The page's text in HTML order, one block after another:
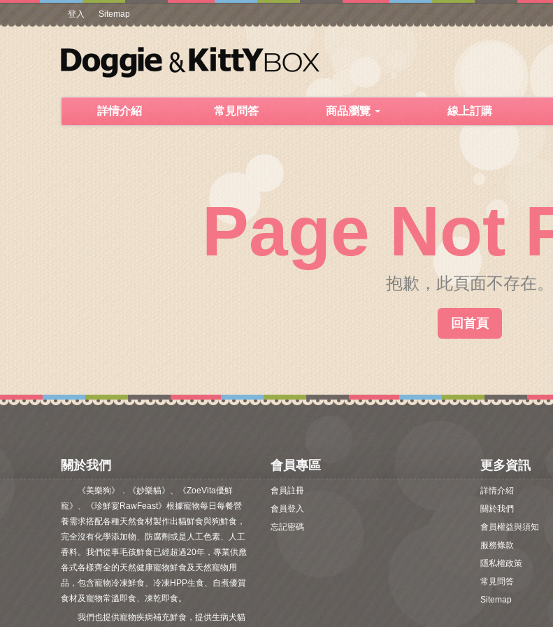
登入 Sitemap
詳情介紹 常見問答 商品瀏覽 線上訂購
Page Not
抱歉，此頁面不存在。
回首頁
關於我們
《美樂狗》．《妙樂貓》、《ZoeVita優鮮
寵》、《珍鮮宴RawFeast》根據寵物每日每餐營
養需求搭配各種天然食材製作出貓鮮食與狗鮮食，
完全沒有化學添加物、防腐劑或是人工色素、人工
香料。我們從事毛孩鮮食已經超過20年，專業供應
各式各樣齊全的天然健康寵物鮮食及天然寵物用
品，包含寵物冷凍鮮食、冷凍HPP生食、自煮優質
食材及寵物常溫即食、凍乾即食。
我們也提供寵物疾病補充鮮食，提供生病犬貓
會員專區
會員註冊
會員登入
忘記密碼
更多資訊
詳情介紹
關於我們
會員權益與須知
服務條款
隱私權政策
常見問答
Sitemap